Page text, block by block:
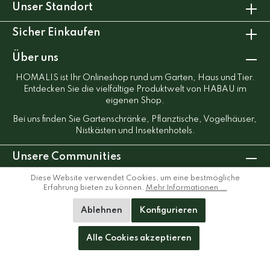
Unser Standort
Sicher Einkaufen
Über uns
HOMALIS ist Ihr Onlineshop rund um Garten, Haus und Tier.
Entdecken Sie die vielfältige Produktwelt von HABAU im
eigenen Shop.
Bei uns finden Sie Gartenschränke, Pflanztische, Vogelhäuser,
Nistkästen und Insektenhotels.
Unsere Communities
Diese Website verwendet Cookies, um eine bestmögliche
Erfahrung bieten zu können. Mehr Informationen ...
Ablehnen Konfigurieren
Alle Cookies akzeptieren